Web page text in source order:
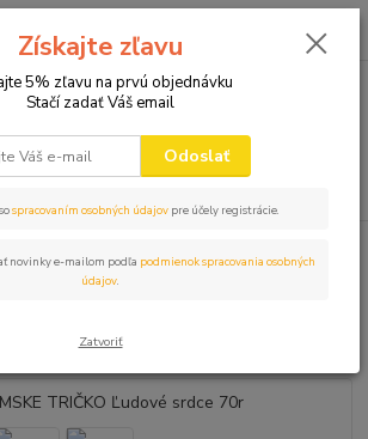
0,00 EUR
Ľudové srdce
Získajte zľavu
5% zľavu na prvú objednávku
Stačí zadať Váš email
Odoslať
spracovaním osobných údajov pre účely registrácie.
novinky e-mailom podľa podmienok spracovania osobných
údajov.
Zatvoriť